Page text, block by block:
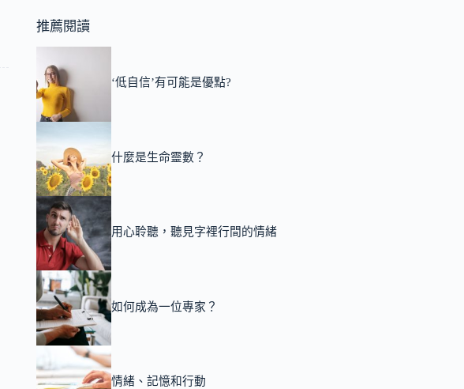
推薦閱讀
‘低自信’有可能是優點?
什麼是生命靈數？
用心聆聽，聽見字裡行間的情緒
如何成為一位專家？
情緒、記憶和行動